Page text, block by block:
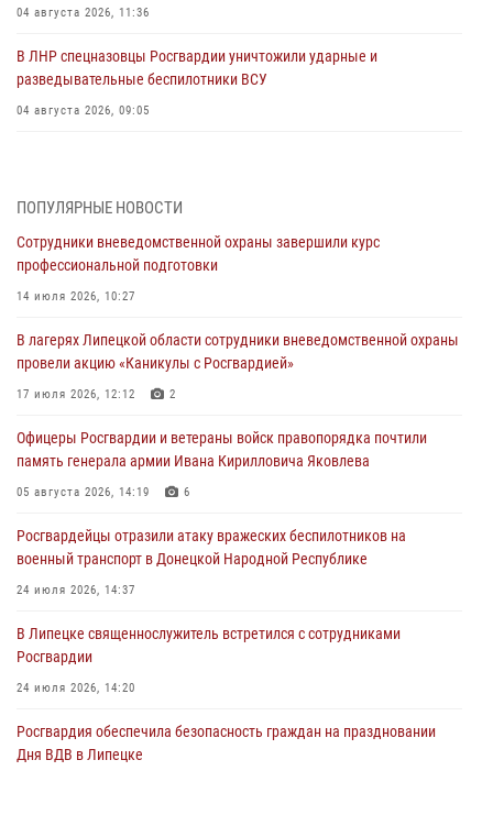
04 августа 2026, 11:36
В ЛНР спецназовцы Росгвардии уничтожили ударные и
разведывательные беспилотники ВСУ
04 августа 2026, 09:05
03 августа 2026, 13:43 1
Росгвардейцы обеспечили безопасность граждан в День Лев-
Толстовского района
03 августа 2026, 13:41
Росгвардия противодействует БПЛА ВСУ на южном направлении
(видео)
03 августа 2026, 13:39
Росгвардия обеспечила охрану порядка во время проведения
фестивалей в Липецке
03 августа 2026, 13:17
ПОПУЛЯРНЫЕ НОВОСТИ
Сотрудники вневедомственной охраны завершили курс
профессиональной подготовки
14 июля 2026, 10:27
В лагерях Липецкой области сотрудники вневедомственной охраны
провели акцию «Каникулы с Росгвардией»
17 июля 2026, 12:12 2
Офицеры Росгвардии и ветераны войск правопорядка почтили
память генерала армии Ивана Кирилловича Яковлева
05 августа 2026, 14:19 6
Росгвардейцы отразили атаку вражеских беспилотников на
военный транспорт в Донецкой Народной Республике
24 июля 2026, 14:37
В Липецке священнослужитель встретился с сотрудниками
Росгвардии
24 июля 2026, 14:20
Росгвардия обеспечила безопасность граждан на праздновании
Дня ВДВ в Липецке